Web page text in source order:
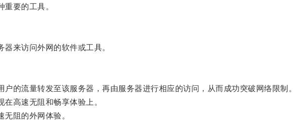
要的工具。
来访问外网的软件或工具。
流量转发至该服务器，再由服务器进行相应的访问，从而成功突破网络限制。
高速无阻和畅享体验上。
阻的外网体验。